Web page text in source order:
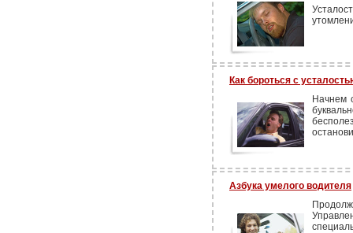
Как бороться с
Начнем
Азбука умелого водителя